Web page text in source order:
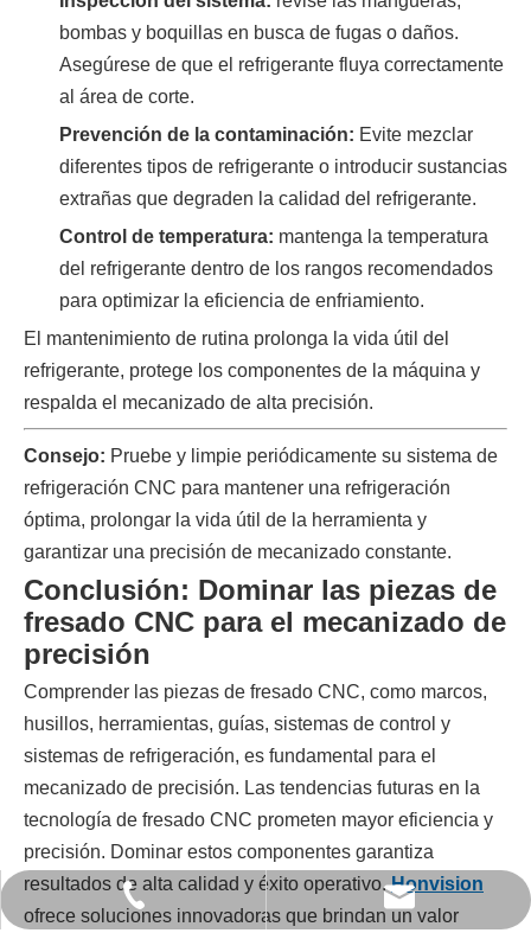
bombas y boquillas en busca de fugas o daños.
Asegúrese de que el refrigerante fluya correctamente
al área de corte.
Prevención de la contaminación: Evite mezclar
diferentes tipos de refrigerante o introducir sustancias
extrañas que degraden la calidad del refrigerante.
Control de temperatura: mantenga la temperatura
del refrigerante dentro de los rangos recomendados
para optimizar la eficiencia de enfriamiento.
El mantenimiento de rutina prolonga la vida útil del
refrigerante, protege los componentes de la máquina y
respalda el mecanizado de alta precisión.
Consejo: Pruebe y limpie periódicamente su sistema de
refrigeración CNC para mantener una refrigeración
óptima, prolongar la vida útil de la herramienta y
garantizar una precisión de mecanizado constante.
Conclusión: Dominar las piezas de
fresado CNC para el mecanizado de
precisión
Comprender las piezas de fresado CNC, como marcos,
husillos, herramientas, guías, sistemas de control y
sistemas de refrigeración, es fundamental para el
mecanizado de precisión. Las tendencias futuras en la
tecnología de fresado CNC prometen mayor eficiencia y
precisión. Dominar estos componentes garantiza
resultados de alta calidad y éxito operativo.Honvision
ofrece soluciones innovadoras que brindan un valor
+ 13652357533
jinxingshun@honvision.com